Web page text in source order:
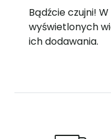
Bądźcie czujni!
wyświetlonych
ich dodawania.